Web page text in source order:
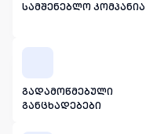
სამშენებლო კომპანია
გადამოწმებული
განცხადებები